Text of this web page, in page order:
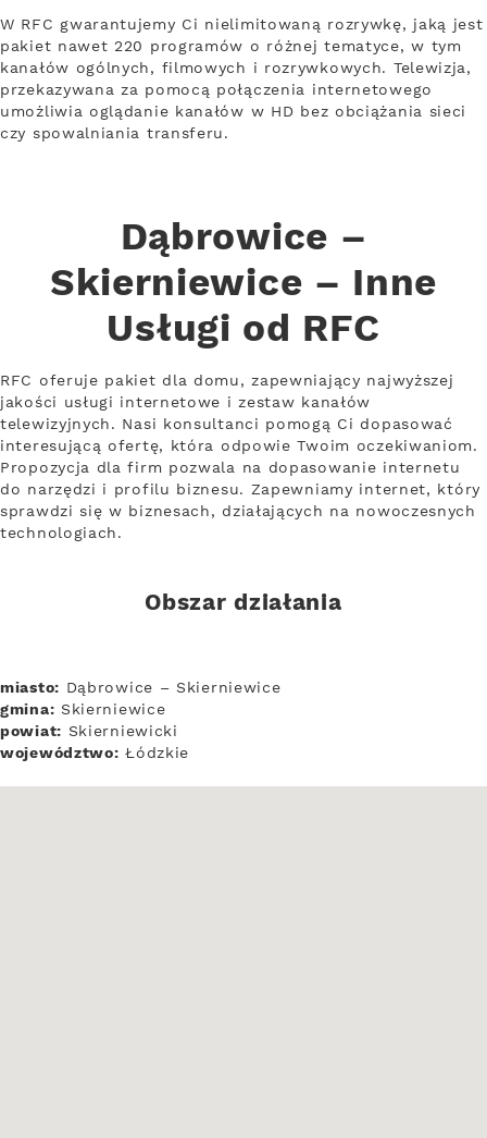
W RFC gwarantujemy Ci nielimitowaną rozrywkę, jaką jest
pakiet nawet 220 programów o różnej tematyce, w tym
kanałów ogólnych, filmowych i rozrywkowych. Telewizja,
przekazywana za pomocą połączenia internetowego
umożliwia oglądanie kanałów w HD bez obciążania sieci
czy spowalniania transferu.
Dąbrowice –
Skierniewice – Inne
Usługi od RFC
RFC oferuje pakiet dla domu, zapewniający najwyższej
jakości usługi internetowe i zestaw kanałów
telewizyjnych. Nasi konsultanci pomogą Ci dopasować
interesującą ofertę, która odpowie Twoim oczekiwaniom.
Propozycja dla firm pozwala na dopasowanie internetu
do narzędzi i profilu biznesu. Zapewniamy internet, który
sprawdzi się w biznesach, działających na nowoczesnych
technologiach.
Obszar działania
miasto: Dąbrowice – Skierniewice
gmina: Skierniewice
powiat: Skierniewicki
województwo: Łódzkie